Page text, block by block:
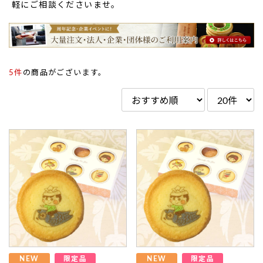
軽にご相談くださいませ。
5件 の商品がございます。
NEW 限定品 NEW 限定品